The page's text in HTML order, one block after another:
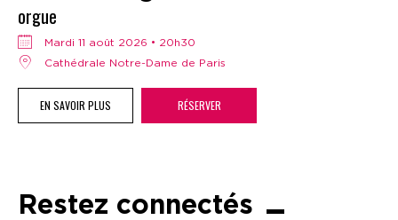
orgue
mardi 11 août 2026 • 20h30
Cathédrale Notre-Dame de Paris
EN SAVOIR PLUS RÉSERVER
Restez connectés